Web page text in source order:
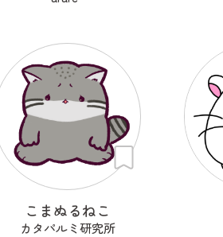
こまぬるねこ
カタパルミ研究所